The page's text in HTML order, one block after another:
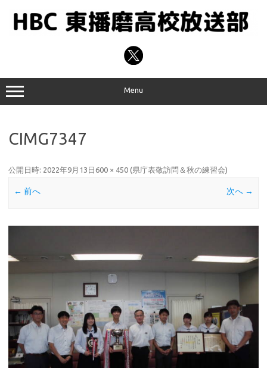
プ
Menu
CIMG7347
公開日時: 2022年9月13日 600 × 450 (県庁表敬訪問＆秋の練習会)
← 前へ 次へ →